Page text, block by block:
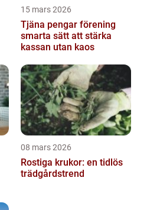
15 mars 2026
Tjäna pengar förening
smarta sätt att stärka
kassan utan kaos
08 mars 2026
Rostiga krukor: en tidlös
trädgårdstrend